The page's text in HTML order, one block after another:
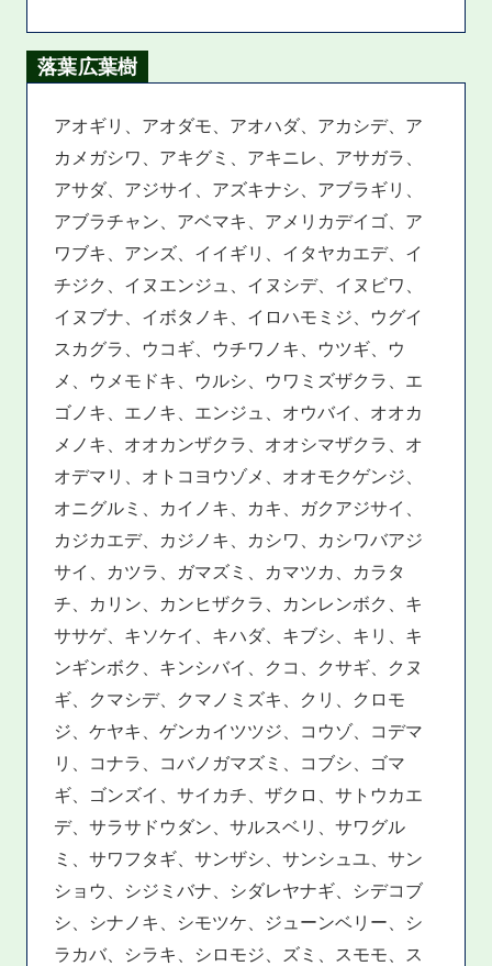
落葉広葉樹
アオギリ、アオダモ、アオハダ、アカシデ、ア
カメガシワ、アキグミ、アキニレ、アサガラ、
アサダ、アジサイ、アズキナシ、アブラギリ、
アブラチャン、アベマキ、アメリカデイゴ、ア
ワブキ、アンズ、イイギリ、イタヤカエデ、イ
チジク、イヌエンジュ、イヌシデ、イヌビワ、
イヌブナ、イボタノキ、イロハモミジ、ウグイ
スカグラ、ウコギ、ウチワノキ、ウツギ、ウ
メ、ウメモドキ、ウルシ、ウワミズザクラ、エ
ゴノキ、エノキ、エンジュ、オウバイ、オオカ
メノキ、オオカンザクラ、オオシマザクラ、オ
オデマリ、オトコヨウゾメ、オオモクゲンジ、
オニグルミ、カイノキ、カキ、ガクアジサイ、
カジカエデ、カジノキ、カシワ、カシワバアジ
サイ、カツラ、ガマズミ、カマツカ、カラタ
チ、カリン、カンヒザクラ、カンレンボク、キ
ササゲ、キソケイ、キハダ、キブシ、キリ、キ
ンギンボク、キンシバイ、クコ、クサギ、クヌ
ギ、クマシデ、クマノミズキ、クリ、クロモ
ジ、ケヤキ、ゲンカイツツジ、コウゾ、コデマ
リ、コナラ、コバノガマズミ、コブシ、ゴマ
ギ、ゴンズイ、サイカチ、ザクロ、サトウカエ
デ、サラサドウダン、サルスベリ、サワグル
ミ、サワフタギ、サンザシ、サンシュユ、サン
ショウ、シジミバナ、シダレヤナギ、シデコブ
シ、シナノキ、シモツケ、ジューンベリー、シ
ラカバ、シラキ、シロモジ、ズミ、スモモ、ス